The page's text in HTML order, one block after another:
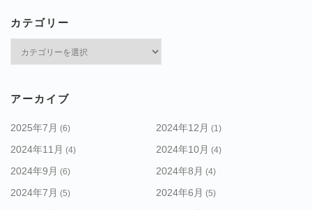
カテゴリー
ー
アーカイブ
2025年7月 (6) 2024年12月 (1)
2024年11月 (4) 2024年10月 (4)
2024年9月 (6) 2024年8月 (4)
2024年7月 (5) 2024年6月 (5)